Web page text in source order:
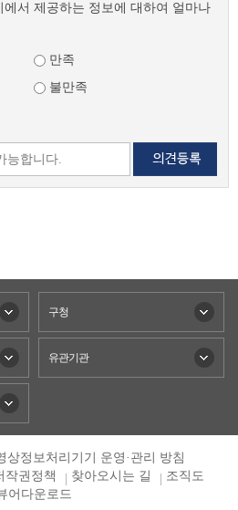
서 제공하는 정보에 대하여 얼마나
만족
불만족
구청
유관기관
상정보처리기기 운영·관리 방침
작권정책 찾아오시는 길
조직도
어다운로드